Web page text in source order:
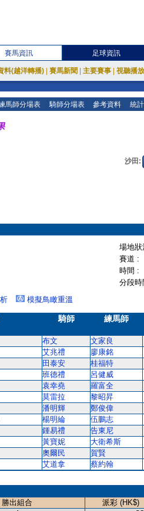
賽馬資訊 足球資訊
料(越洋轉播) 賽馬新聞 主要賽事 視聽播
馬師分場表 騎師分場表 參考資料 統
沙田:
場地
賽道 :
時間 :
分段
模擬鳥瞰重溫
騎師 練馬師
布文 文家良
艾兆禮 廖康銘
田泰安 桂福特
班德禮 呂健威
袁幸堯 羅富全
莫雷拉 黎昭昇
潘明輝 鄭俊偉
楊明綸 伍鵬志
鍾易禮 告東尼
黃寶妮 大衛希斯
奧爾民 賀賢
艾道拿
蔡約翰
勝出組合
派彩 (HK$)